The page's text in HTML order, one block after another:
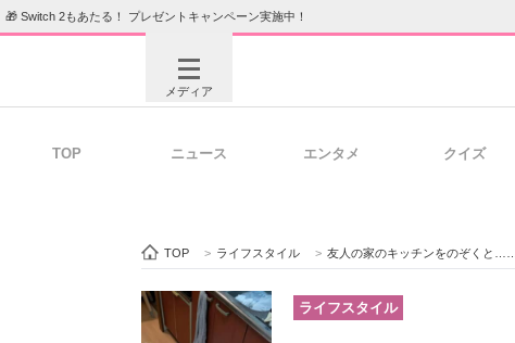
🎁 Switch 2もあたる！ プレゼントキャンペーン実施中！
メディア
ビジネスと働き方のヒント
TOP ニュース エンタメ クイズ
TOP > ライフスタイル > 友人の家のキッチンをのぞくと…… 思
ライフスタイル